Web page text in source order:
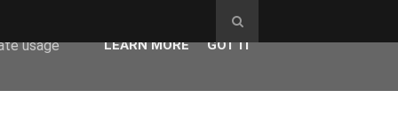
agent
usage
LEARN MORE GOT IT